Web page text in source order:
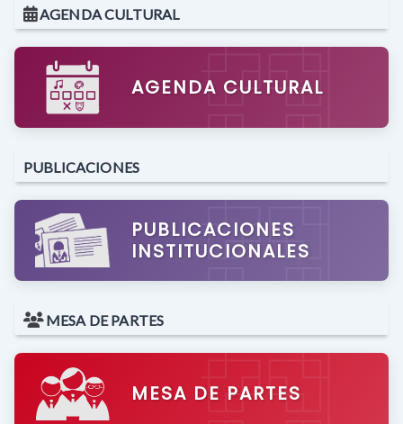
AGENDA CULTURAL
AGENDA CULTURAL
PUBLICACIONES
PUBLICACIONES
INSTITUCIONALES
MESA DE PARTES
MESA DE PARTES